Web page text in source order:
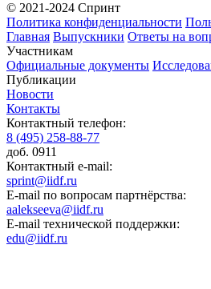
© 2021-2024 Спринт
Политика конфиденциальности
Главная Выпускники Ответы на
Участникам
Официальные документы
Публикации
Новости
Контакты
Контактный телефон:
8 (495) 258-88-77
доб. 0911
Контактный e-mail:
sprint@iidf.ru
E-mail по вопросам партнёрства:
aalekseeva@iidf.ru
E-mail технической поддержки:
edu@iidf.ru